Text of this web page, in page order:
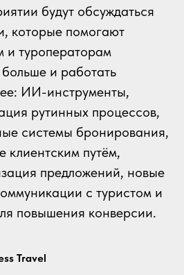
будут обсуждаться
которые помогают
и туроператорам
и работать
ИИ-инструменты,
рутинных процессов,
системы бронирования,
клиентским путём,
предложений, новые
с туристом и
повышения конверсии.
Travel